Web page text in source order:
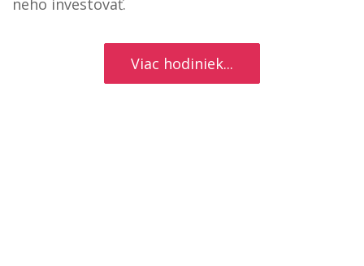
neho investovať.
Viac hodiniek...